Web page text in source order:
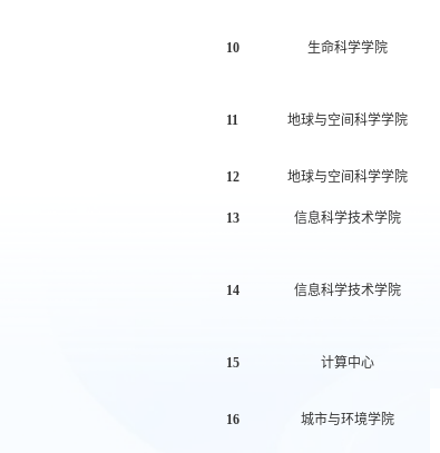
10 生命科学学院
11 地球与空间科学学院
12 地球与空间科学学院
13 信息科学技术学院
14 信息科学技术学院
15 计算中心
16 城市与环境学院